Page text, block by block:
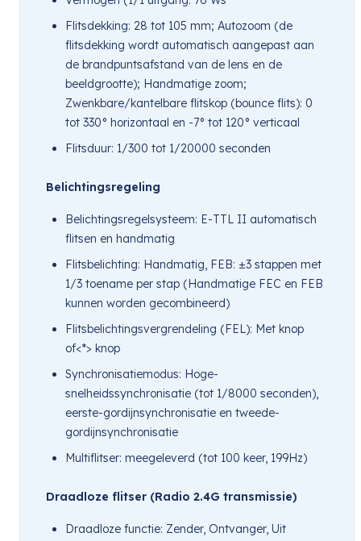
Flitsdekking: 28 tot 105 mm; Autozoom (de
flitsdekking wordt automatisch aangepast aan
de brandpuntsafstand van de lens en de
beeldgrootte); Handmatige zoom;
Zwenkbare/kantelbare flitskop (bounce flits): 0
tot 330° horizontaal en -7° tot 120° verticaal
Flitsduur: 1/300 tot 1/20000 seconden
Belichtingsregeling
Belichtingsregelsysteem: E-TTL II automatisch
flitsen en handmatig
Flitsbelichting: Handmatig, FEB: ±3 stappen met
1/3 toename per stap (Handmatige FEC en FEB
kunnen worden gecombineerd)
Flitsbelichtingsvergrendeling (FEL): Met knop
of<*> knop
Synchronisatiemodus: Hoge-
snelheidssynchronisatie (tot 1/8000 seconden),
eerste-gordijnsynchronisatie en tweede-
gordijnsynchronisatie
Multiflitser: meegeleverd (tot 100 keer, 199Hz)
Draadloze flitser (Radio 2.4G transmissie)
Draadloze functie: Zender, Ontvanger, Uit